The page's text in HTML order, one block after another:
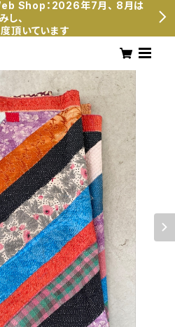
Shop：2026年7月、 8月は
し、
頂いています